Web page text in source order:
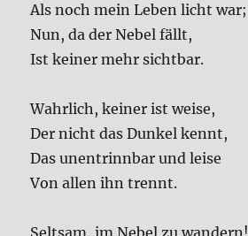
Als noch mein Leben licht war;
Nun, da der Nebel fällt,
Ist kei­ner mehr sicht­bar.
Wahr­lich, kei­ner ist wei­se,
Der nicht das Dun­kel kennt,
Das unent­rinn­bar und lei­se
Von allen ihn trennt.
Selt­sam, im Nebel zu wan­dern!